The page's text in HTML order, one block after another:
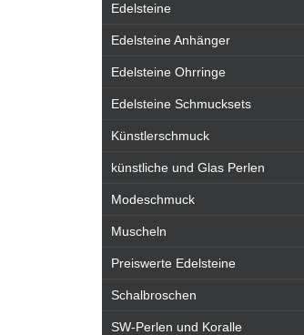
Edelsteine
Edelsteine Anhänger
Edelsteine Ohrringe
Edelsteine Schmucksets
Künstlerschmuck
künstliche und Glas Perlen
Modeschmuck
Muscheln
Preiswerte Edelsteine
Schalbroschen
SW-Perlen und Koralle